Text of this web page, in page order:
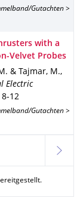
Gutachten >
with a
Velvet Probes
& Tajmar, M.,
Electric
8-12
Gutachten >
ausgewählt
weiter